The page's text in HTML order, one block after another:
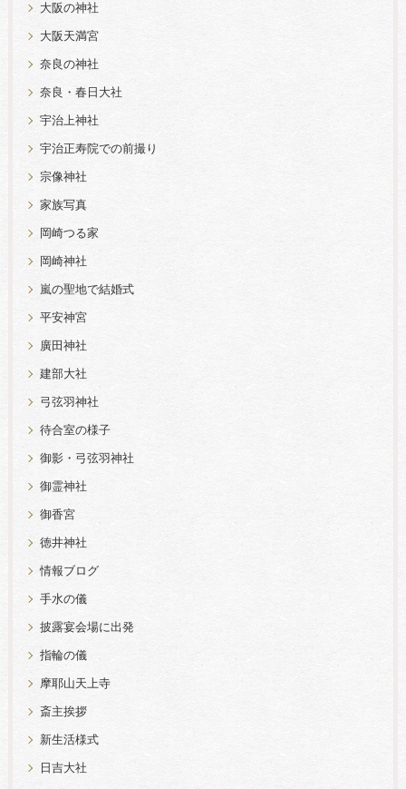
大阪の神社
大阪天満宮
奈良の神社
奈良・春日大社
宇治上神社
宇治正寿院での前撮り
宗像神社
家族写真
岡崎つる家
岡崎神社
嵐の聖地で結婚式
平安神宮
廣田神社
建部大社
弓弦羽神社
待合室の様子
御影・弓弦羽神社
御霊神社
御香宮
徳井神社
情報ブログ
手水の儀
披露宴会場に出発
指輪の儀
摩耶山天上寺
斎主挨拶
新生活様式
日吉大社